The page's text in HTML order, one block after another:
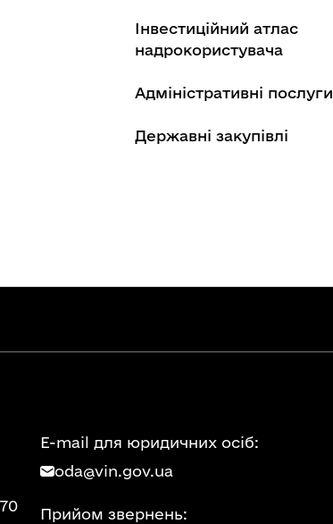
Інвестиційний атлас
надрокористувача
Адміністративні послуги
Державні закупівлі
E-mail для юридичних осіб:
oda@vin.gov.ua
Прийом звернень: